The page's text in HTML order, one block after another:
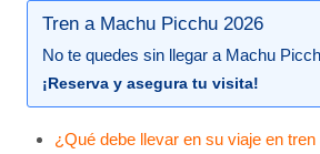
Tren a Machu Picchu 2026
No te quedes sin llegar a Machu
¡Reserva y asegura tu visita!
¿Qué debe llevar en su viaje en